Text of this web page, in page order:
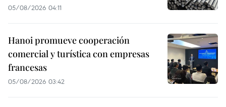
05/08/2026 04:11
Hanoi promueve cooperación
comercial y turística con empresas
francesas
05/08/2026 03:42